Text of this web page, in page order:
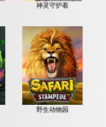
神灵守护着
野生动物园